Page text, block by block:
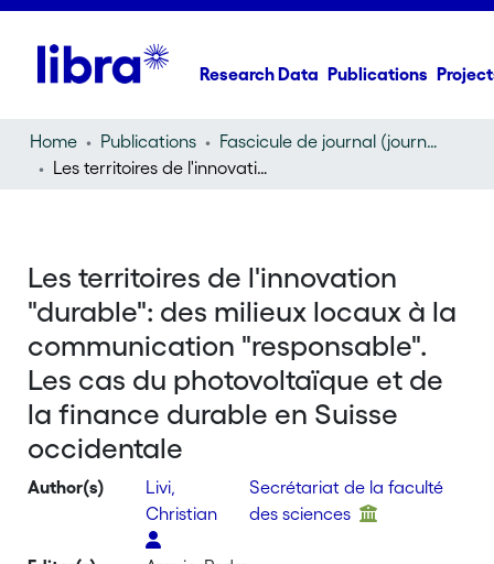
Research Data Publications
Home Publications
Fascicule de journal (journal)
Les territoires de l'innovation "durable": des milieux locaux à la communication "responsable". Les cas du photovoltaïque et de la finance durable en Suisse occidentale
Les territoires de l'innovation
"durable": des milieux locaux à la
communication "responsable".
Les cas du photovoltaïque et de
la finance durable en Suisse
occidentale
Author(s)
Livi,
Christian
Secrétariat de la faculté
des sciences